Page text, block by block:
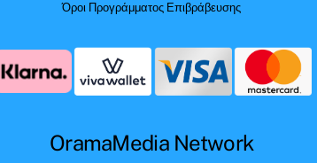
Όροι Προγράμματος Επιβράβευσης
OramaMedia Network